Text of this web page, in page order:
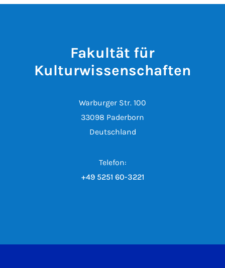
Fakultät für
Kulturwissenschaften
Warburger Str. 100
33098 Paderborn
Deutschland
Telefon:
+49 5251 60-3221